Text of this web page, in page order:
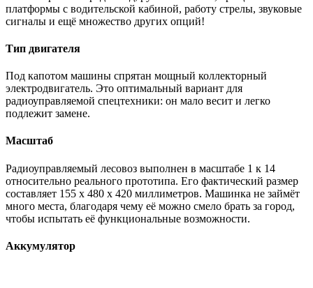
платформы с водительской кабиной, работу стрелы, звуковые
сигналы и ещё множество других опций!
Тип двигателя
Под капотом машины спрятан мощный коллекторный
электродвигатель. Это оптимальный вариант для
радиоуправляемой спецтехники: он мало весит и легко
подлежит замене.
Масштаб
Радиоуправляемый лесовоз выполнен в масштабе 1 к 14
относительно реального прототипа. Его фактический размер
составляет 155 х 480 х 420 миллиметров. Машинка не займёт
много места, благодаря чему её можно смело брать за город,
чтобы испытать её функциональные возможности.
Аккумулятор